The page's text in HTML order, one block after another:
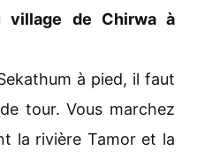
de Chirwa à
à pied, il faut
tour. Vous marchez
la rivière Tamor et la